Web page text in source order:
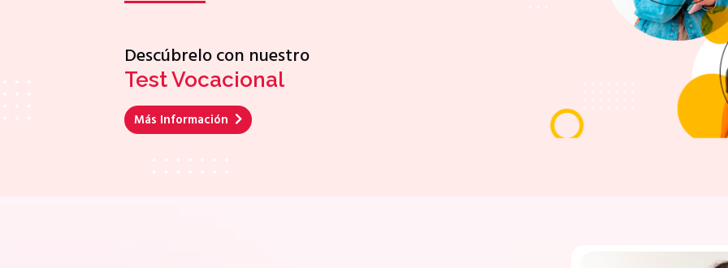
Descúbrelo con nuestro
Test Vocacional
Más Información